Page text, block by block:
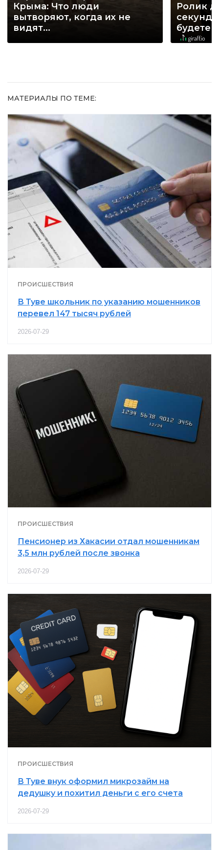
Крыма: Что люди
вытворяют, когда их не
видят...
Ролик
секунд,
будете
МАТЕРИАЛЫ ПО ТЕМЕ:
ПРОИСШЕСТВИЯ
В Туве школьник по указанию мошенников
перевел 147 тысяч рублей
2026-07-29
ПРОИСШЕСТВИЯ
Пенсионер из Хакасии отдал мошенникам
3,5 млн рублей после звонка
2026-07-29
ПРОИСШЕСТВИЯ
В Туве внук оформил микрозайм на
дедушку и похитил деньги с его счета
2026-07-29